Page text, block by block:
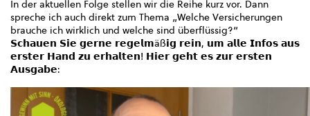
In der aktuellen Folge stellen wir die Reihe kurz vor. Dann
spreche ich auch direkt zum Thema „Welche Versicherungen
brauche ich wirklich und welche sind überflüssig?“
𝗦𝗰𝗵𝗮𝘂𝗲𝗻 𝗦𝗶𝗲 𝗴𝗲𝗿𝗻𝗲 𝗿𝗲𝗴𝗲𝗹𝗺äß𝗶𝗴 𝗿𝗲𝗶𝗻, 𝘂𝗺 𝗮𝗹𝗹𝗲 𝗜𝗻𝗳𝗼𝘀 𝗮𝘂𝘀
𝗲𝗿𝘀𝘁𝗲𝗿 𝗛𝗮𝗻𝗱 𝘇𝘂 𝗲𝗿𝗵𝗮𝗹𝘁𝗲𝗻! 𝗛𝗶𝗲𝗿 𝗴𝗲𝗵𝘁 𝗲𝘀 𝘇𝘂𝗿 𝗲𝗿𝘀𝘁𝗲𝗻
𝗔𝘂𝘀𝗴𝗮𝗯𝗲: